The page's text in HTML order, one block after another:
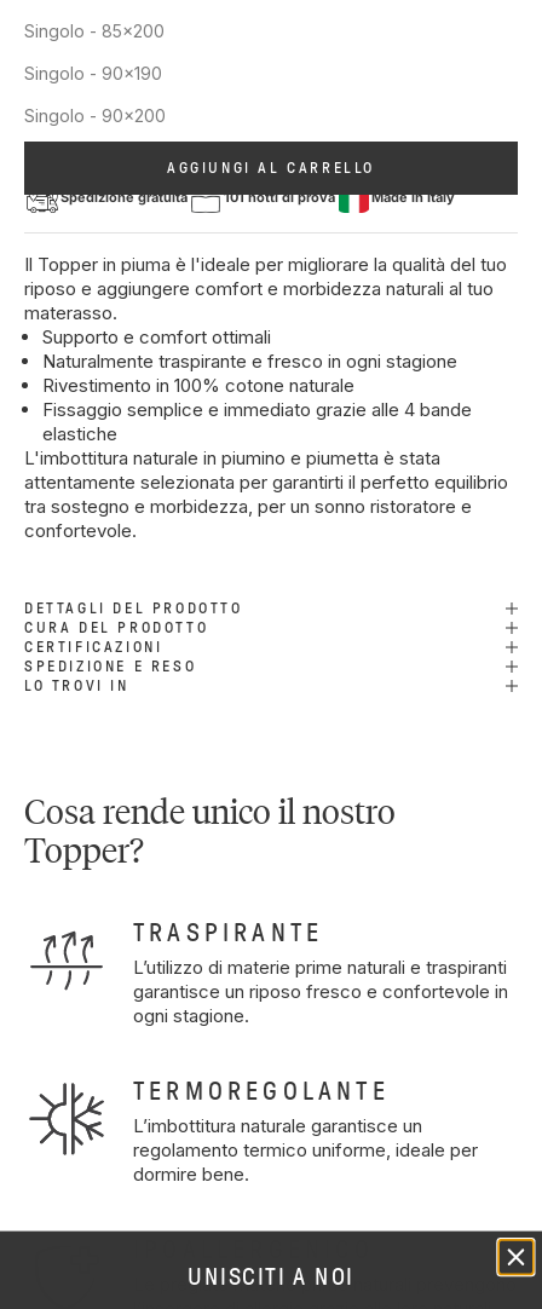
Singolo - 85x200
Singolo - 90x190
Singolo - 90x200
AGGIUNGI AL CARRELLO
Spedizione gratuita 101 notti di prova Made in Italy
Il Topper in piuma è l'ideale per migliorare la qualità del tuo
riposo e aggiungere comfort e morbidezza naturali al tuo
materasso.
Supporto e comfort ottimali
Naturalmente traspirante e fresco in ogni stagione
Rivestimento in 100% cotone naturale
Fissaggio semplice e immediato grazie alle 4 bande
elastiche
L'imbottitura naturale in piumino e piumetta è stata
attentamente selezionata per garantirti il perfetto equilibrio
tra sostegno e morbidezza, per un sonno ristoratore e
confortevole.
DETTAGLI DEL PRODOTTO
CURA DEL PRODOTTO
CERTIFICAZIONI
SPEDIZIONE E RESO
LO TROVI IN
Cosa rende unico il nostro
Topper?
TRASPIRANTE
L’utilizzo di materie prime naturali e traspiranti
garantisce un riposo fresco e confortevole in
ogni stagione.
TERMOREGOLANTE
L’imbottitura naturale garantisce un
regolamento termico uniforme, ideale per
dormire bene.
Le pregiate materie prime naturali prevengono
UNISCITI A NOI